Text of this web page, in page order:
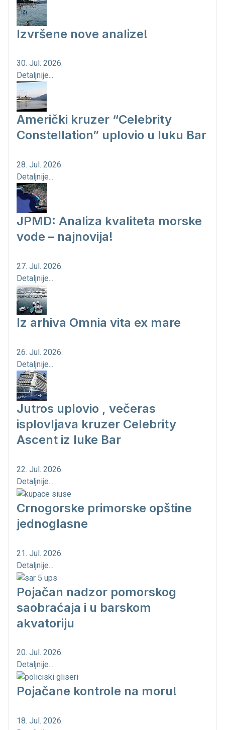
Izvršene nove analize!
30. Jul. 2026.
Detaljnije...
Američki kruzer “Celebrity
Constellation” uplovio u luku Bar
28. Jul. 2026.
Detaljnije...
JPMD: Analiza kvaliteta morske
vode – najnovija!
27. Jul. 2026.
Detaljnije...
Iz arhiva Omnia vita ex mare
26. Jul. 2026.
Detaljnije...
Jutros uplovio , večeras
isplovljava kruzer Celebrity
Ascent iz luke Bar
22. Jul. 2026.
Detaljnije...
Crnogorske primorske opštine
jednoglasne
21. Jul. 2026.
Detaljnije...
Pojačan nadzor pomorskog
saobraćaja i u barskom
akvatoriju
20. Jul. 2026.
Detaljnije...
Pojačane kontrole na moru!
18. Jul. 2026.